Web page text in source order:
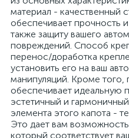
материал - качественный
обеспечивает прочность
также защиту вашего
повреждений. Способ
перенос/доработка
установить его на ваш
манипуляций. Кроме того,
обеспечивает идеальную
эстетичный и
элемента этого капота -
Это дает вам
который соответствует